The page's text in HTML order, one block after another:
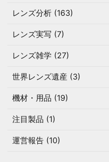
レンズ分析 (163)
レンズ実写 (7)
レンズ雑学 (27)
世界レンズ遺産 (3)
機材・用品 (19)
注目製品 (1)
運営報告 (10)